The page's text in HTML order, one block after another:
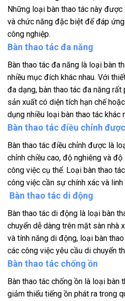
Những loại bàn thao tác này
và chức năng đặc biệt để đáp
công nghiệp.
Bàn thao tác đa năng
Bàn thao tác đa năng là loại bàn
nhiều mục đích khác nhau. Với
đa dạng, bàn thao tác đa năng
sản xuất có diện tích hạn chế
dụng nhiều loại bàn thao tác khác
Bàn thao tác điều chỉnh được
Bàn thao tác điều chỉnh được là
chỉnh chiều cao, độ nghiêng và
công việc cụ thể. Loại bàn thao
công việc cần sự chính xác và linh
Bàn thao tác di động
Bàn thao tác di động là loại bàn
chuyển dễ dàng trên mặt sàn nhà
và tính năng di động, loại bàn
các công việc yêu cầu di chuyển
Bàn thao tác chống ồn
Bàn thao tác chống ồn là loại
giảm thiểu tiếng ồn phát ra trong